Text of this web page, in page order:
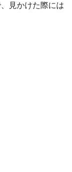
見かけた際には